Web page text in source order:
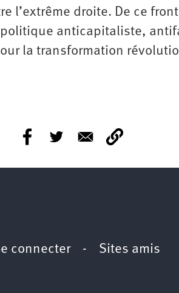
l’extrême droite. De ce
anticapitaliste,
la transformation
connecter- Sites amis